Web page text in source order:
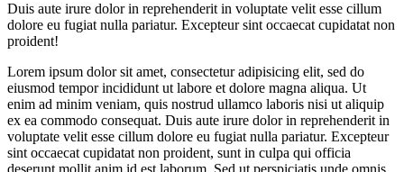
Duis aute irure dolor in reprehenderit in voluptate velit esse cillum
dolore eu fugiat nulla pariatur. Excepteur sint occaecat cupidatat non
proident!
Lorem ipsum dolor sit amet, consectetur adipisicing elit, sed do
eiusmod tempor incididunt ut labore et dolore magna aliqua. Ut
enim ad minim veniam, quis nostrud ullamco laboris nisi ut aliquip
ex ea commodo consequat. Duis aute irure dolor in reprehenderit in
voluptate velit esse cillum dolore eu fugiat nulla pariatur. Excepteur
sint occaecat cupidatat non proident, sunt in culpa qui officia
deserunt mollit anim id est laborum. Sed ut perspiciatis unde omnis